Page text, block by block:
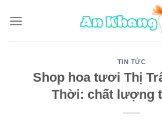
TIN TỨC
Shop hoa tươi Thị
Thời: chất lượng